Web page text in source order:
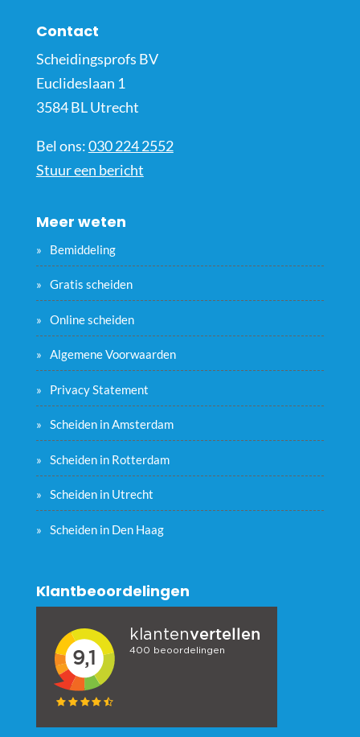
Contact
Scheidingsprofs BV
Euclideslaan 1
3584 BL Utrecht
Bel ons:030 224 2552
Stuur een bericht
Meer weten
Bemiddeling
Gratis scheiden
Online scheiden
Algemene Voorwaarden
Privacy Statement
Scheiden in Amsterdam
Scheiden in Rotterdam
Scheiden in Utrecht
Scheiden in Den Haag
Klantbeoordelingen